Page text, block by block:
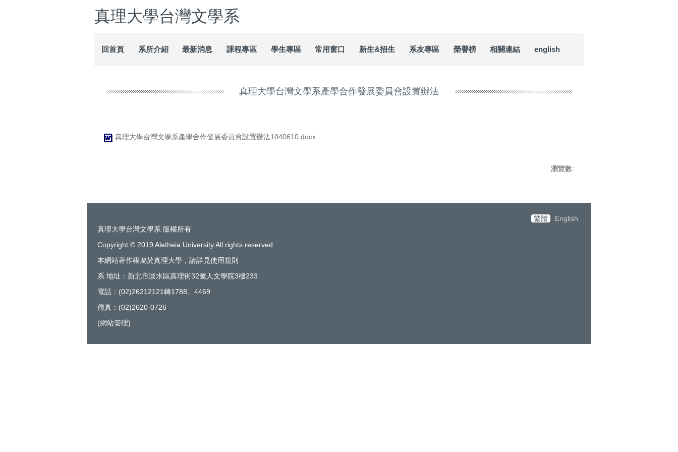
真理大學台灣文學系
回首頁 系所介紹 最新消息 課程專區 學生專區 常用窗口 新生&招生 系友專區 榮譽榜 相關連結 english
真理大學台灣文學系產學合作發展委員會設置辦法
真理大學台灣文學系產學合作發展委員會設置辦法1040610.docx
瀏覽數:
繁體
English
真理大學台灣文學系 版權所有
Copyright © 2019 Aletheia University All rights reserved
本網站著作權屬於真理大學，請詳見使用規則
系 地址：新北市淡水區真理街32號人文學院3樓233
電話：(02)26212121轉1788、4469
傳真：(02)2620-0726
(網站管理)